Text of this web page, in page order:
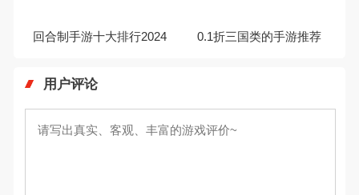
回合制手游十大排行2024 0.1折三国类的手游推荐
用户评论